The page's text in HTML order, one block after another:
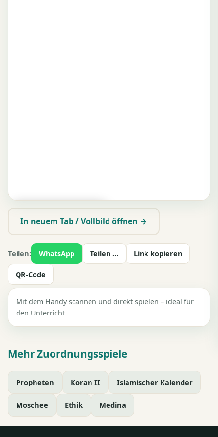
▶ Zum Spielen tippen
In neuem Tab / Vollbild öffnen →
Teilen: WhatsApp Teilen … Link kopieren
QR-Code
Mit dem Handy scannen und direkt spielen – ideal für
den Unterricht.
Mehr Zuordnungsspiele
Propheten Koran II Islamischer Kalender
Moschee Ethik Medina